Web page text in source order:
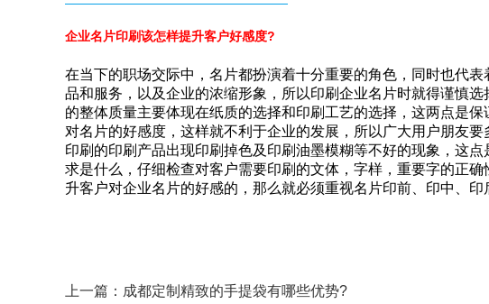
企业名片印刷该怎样提升客户好感度?
在当下的职场交际中，名片都扮演着十分重要的角色，同时也代
品和服务，以及企业的浓缩形象，所以印刷企业名片时就得谨慎选
的整体质量主要体现在纸质的选择和印刷工艺的选择，这两点是
对名片的好感度，这样就不利于企业的发展，所以广大用户朋
印刷的印刷产品出现印刷掉色及印刷油墨模糊等不好的现象，
求是什么，仔细检查对客户需要印刷的文体，字样，重要字的
升客户对企业名片的好感的，那么就必须重视名片印前、印中、
上一篇： 成都定制精致的手提袋有哪些优势?